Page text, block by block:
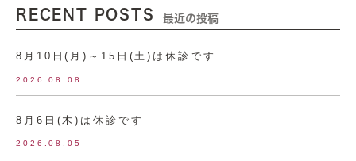
RECENT POSTS 最近の投稿
8月10日(月)～15日(土)は休診です
2026.08.08
8月6日(木)は休診です
2026.08.05